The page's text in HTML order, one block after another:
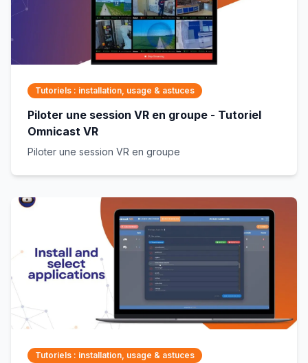
Tutoriels : installation, usage & astuces
Piloter une session VR en groupe - Tutoriel
Omnicast VR
Piloter une session VR en groupe
Tutoriels : installation, usage & astuces